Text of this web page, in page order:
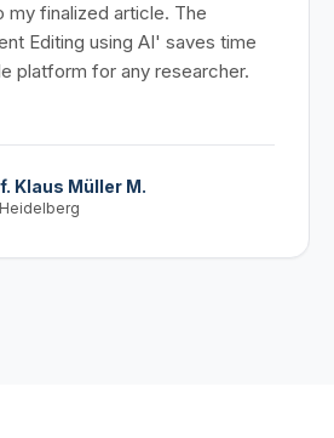
my finalized article. The
Editing using AI' saves time
platform for any researcher.
Klaus Müller M.